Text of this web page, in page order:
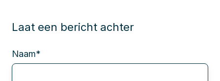
Laat een bericht achter
Naam*